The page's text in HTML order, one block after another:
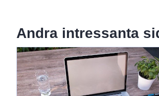
Andra intressanta